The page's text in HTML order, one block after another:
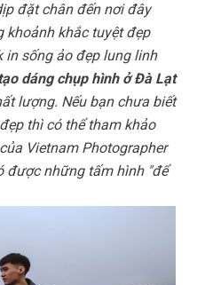
đặt chân đến nơi đây
khắc tuyệt đẹp
in sống ảo đẹp lung linh
dáng chụp hình ở Đà Lạt
lượng. Nếu bạn chưa biết
thì có thể tham khảo
Vietnam Photographer
được những tấm hình "để